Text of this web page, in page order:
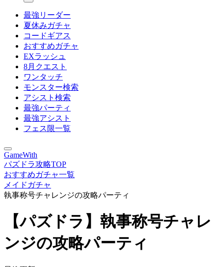
最強リーダー
夏休みガチャ
コードギアス
おすすめガチャ
EXラッシュ
8月クエスト
ワンタッチ
モンスター検索
アシスト検索
最強パーティ
最強アシスト
フェス限一覧
GameWith
パズドラ攻略TOP
おすすめガチャ一覧
メイドガチャ
執事称号チャレンジの攻略パーティ
【パズドラ】執事称号チャレ
ンジの攻略パーティ